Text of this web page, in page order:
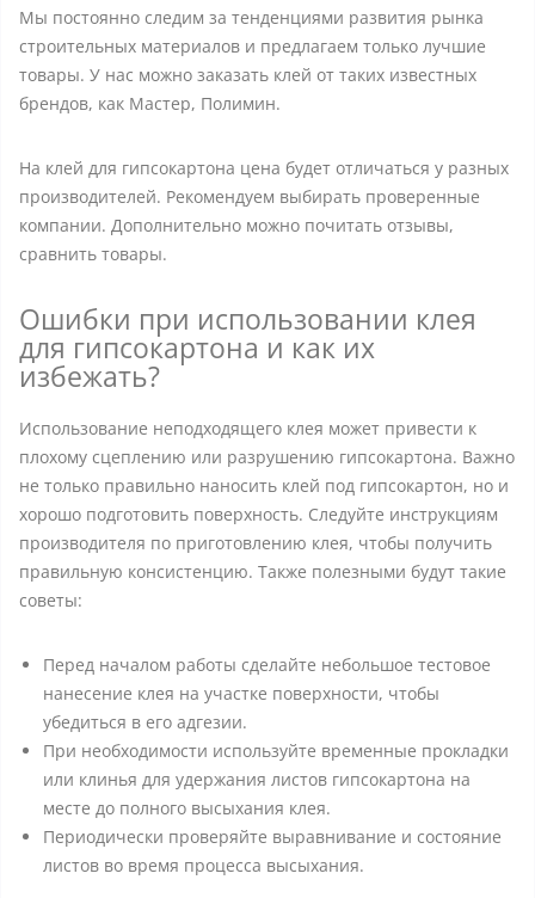
Мы постоянно следим за тенденциями развития рынка
строительных материалов и предлагаем только лучшие
товары. У нас можно заказать клей от таких известных
брендов, как Мастер, Полимин.
На клей для гипсокартона цена будет отличаться у разных
производителей. Рекомендуем выбирать проверенные
компании. Дополнительно можно почитать отзывы,
сравнить товары.
Ошибки при использовании клея
для гипсокартона и как их
избежать?
Использование неподходящего клея может привести к
плохому сцеплению или разрушению гипсокартона. Важно
не только правильно наносить клей под гипсокартон, но и
хорошо подготовить поверхность. Следуйте инструкциям
производителя по приготовлению клея, чтобы получить
правильную консистенцию. Также полезными будут такие
советы:
Перед началом работы сделайте небольшое тестовое
нанесение клея на участке поверхности, чтобы
убедиться в его адгезии.
При необходимости используйте временные прокладки
или клинья для удержания листов гипсокартона на
месте до полного высыхания клея.
Периодически проверяйте выравнивание и состояние
листов во время процесса высыхания.